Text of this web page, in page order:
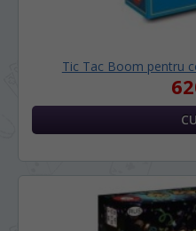
Tic Tac Boom pentru